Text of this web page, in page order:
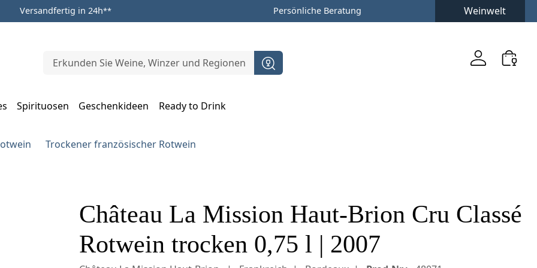
Versandfertig in 24h** Persönliche Beratung Weinwelt
Spirituosen Geschenkideen
Ready to Drink
Trockener französischer Rotwein
Château La Mission Haut-Brion Cru Classé
Rotwein trocken 0,75 l | 2007